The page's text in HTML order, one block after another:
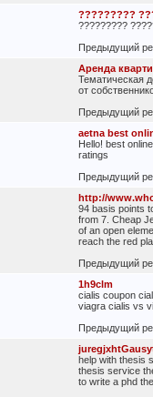
?????????
?????????
Предыдущий
Аренда
Тематическая
от
Предыдущий
aetna best
Hello! best
ratings
Предыдущий
http://
94 basis points
from 7. Cheap
of an open
reach the red
Предыдущий
1h9clm
cialis coupon
viagra cialis vs
Предыдущий
help with thesis
thesis service
to write a phd